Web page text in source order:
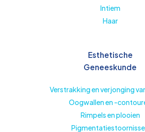
Intiem
Haar
Esthetische
Geneeskunde
Verstrakking en verjonging
Oogwallen en -
Rimpels en plooien